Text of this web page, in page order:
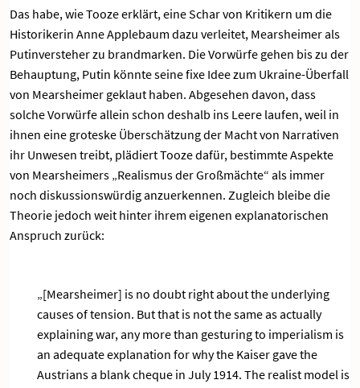
Das habe, wie Tooze erklärt, eine Schar von Kritikern um die
Historikerin Anne Applebaum dazu verleitet, Mearsheimer als
Putinversteher zu brandmarken. Die Vorwürfe gehen bis zu der
Behauptung, Putin könnte seine fixe Idee zum Ukraine-Überfall
von Mearsheimer geklaut haben. Abgesehen davon, dass
solche Vorwürfe allein schon deshalb ins Leere laufen, weil in
ihnen eine groteske Überschätzung der Macht von Narrativen
ihr Unwesen treibt, plädiert Tooze dafür, bestimmte Aspekte
von Mearsheimers „Realismus der Großmächte“ als immer
noch diskussionswürdig anzuerkennen. Zugleich bleibe die
Theorie jedoch weit hinter ihrem eigenen explanatorischen
Anspruch zurück:
„[Mearsheimer] is no doubt right about the underlying
causes of tension. But that is not the same as actually
explaining war, any more than gesturing to imperialism is
an adequate explanation for why the Kaiser gave the
Austrians a blank cheque in July 1914. The realist model is